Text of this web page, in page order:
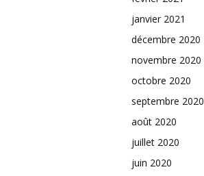
janvier 2021
décembre 2020
novembre 2020
octobre 2020
septembre 2020
août 2020
juillet 2020
juin 2020